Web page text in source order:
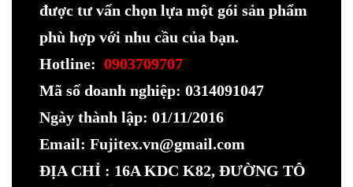
được tư vấn chọn lựa một gói sản phẩm
phù hợp với nhu cầu của bạn.
Hotline: 0903709707
Mã số doanh nghiệp: 0314091047
Ngày thành lập: 01/11/2016
Email: Fujitex.vn@gmail.com
ĐỊA CHỈ : 16A KDC K82, ĐƯỜNG TÔ